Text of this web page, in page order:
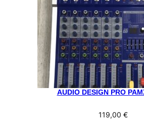
AUDIO DESIGN PRO
119,00 €